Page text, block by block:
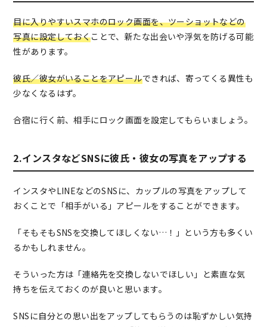
目に入りやすいスマホのロック画面を、ツーショットなどの
写真に設定しておくことで、新たな出会いや浮気を防げる可能
性があります。
彼氏／彼女がいることをアピールできれば、寄ってくる異性も
少なくなるはず。
合宿に行く前、相手にロック画面を設定してもらいましょう。
2.インスタなどSNSに彼氏・彼女の写真をアップする
インスタやLINEなどのSNSに、カップルの写真をアップして
おくことで「相手がいる」アピールをすることができます。
「そもそもSNSを交換してほしくない…！」という方も多くい
るかもしれません。
そういった方は「連絡先を交換しないでほしい」と素直な気
持ちを伝えておくのが良いと思います。
SNSに自分との思い出をアップしてもらうのは恥ずかしい気持